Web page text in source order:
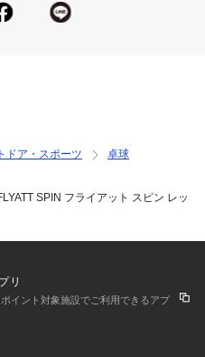
・デザイン・仕様について、
。あらかじめご了承くださ
ドア・スポーツ
卓球
SPIN フライアット スピン レッ
リ
イント対象施設でご利用できるアプ